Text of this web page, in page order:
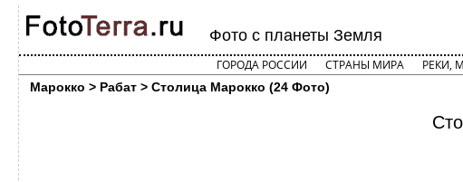
Фото с планеты Земля
ГОРОДА РОССИИ СТРАНЫ МИРА РЕКИ,
Марокко > Рабат > Столица Марокко (24 Фото)